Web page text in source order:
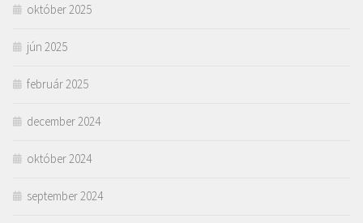
október 2025
jún 2025
február 2025
december 2024
október 2024
september 2024